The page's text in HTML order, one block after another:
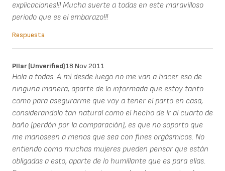
explicaciones!!! Mucha suerte a todas en este maravilloso
periodo que es el embarazo!!!
Respuesta
PIlar (unverified)18 Nov 2011
Hola a todas. A mí desde luego no me van a hacer eso de
ninguna manera, aparte de lo informada que estoy tanto
como para asegurarme que voy a tener el parto en casa,
considerandolo tan natural como el hecho de ír al cuarto de
baño (perdón por la comparación), es que no soporto que
me manoseen a menos que sea con fines orgásmicos. No
entiendo como muchas mujeres pueden pensar que están
obligadas a esto, aparte de lo humillante que es para ellas.